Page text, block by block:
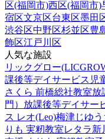
区(福岡市)西区(福岡市)
宿区文京区台東区墨田
渋谷区中野区杉並区豊
飾区江戸川区
人気な施設
リックグロー
課後等デイサービス 児
さくら 前橋総社教室放
門） 放課後等デイサー
ス レオ(Leo)梅津じゆ
りも 実籾教室レタラ新